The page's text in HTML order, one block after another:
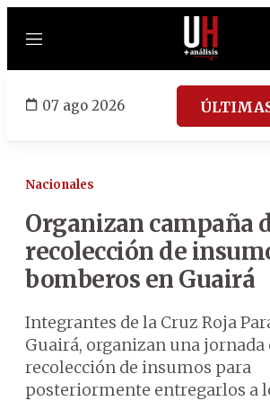
Menú
07 ago 2026
Nacionales
Organizan campaña
recolección de
bomberos en Guairá
Integrantes de la Cruz Roja
Guairá, organizan una jornada
recolección de insumos para
posteriormente entregarlos a